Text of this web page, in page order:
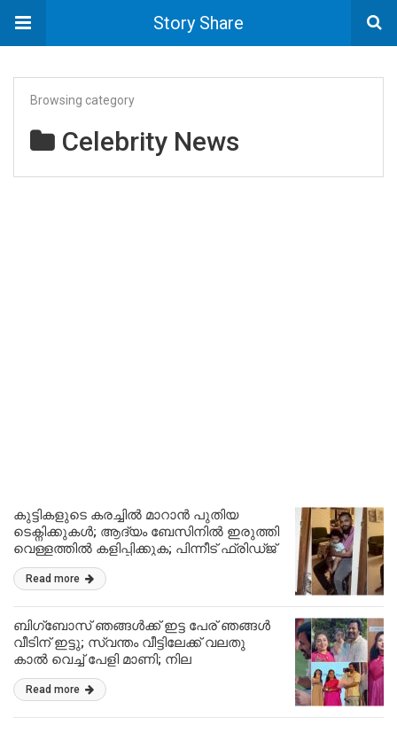
Story Share
Browsing category
Celebrity News
കുട്ടികളുടെ കരച്ചിൽ മാറാൻ പുതിയ
ടെക്നിക്കുകൾ; ആദ്യം ബേസിനിൽ ഇരുത്തി
വെള്ളത്തിൽ കളിപ്പിക്കുക; പിന്നീട് ഫ്രിഡ്ജ്
കാണിക്കുക!! | Basil Joseph With Baby
Hope Video Viral
Read more
ബിഗ്‌ബോസ് ഞങ്ങൾക്ക് ഇട്ട പേര് ഞങ്ങൾ
വീടിന് ഇട്ടു; സ്വന്തം വീട്ടിലേക്ക് വലതു
കാൽ വെച്ച് പേളി മാണി; നില
ബേബിയുടെയും നിറ്റാര വാവയുടെയും
കൊട്ടാരം കണ്ടോ!! | Pearle Maaney New
Read more